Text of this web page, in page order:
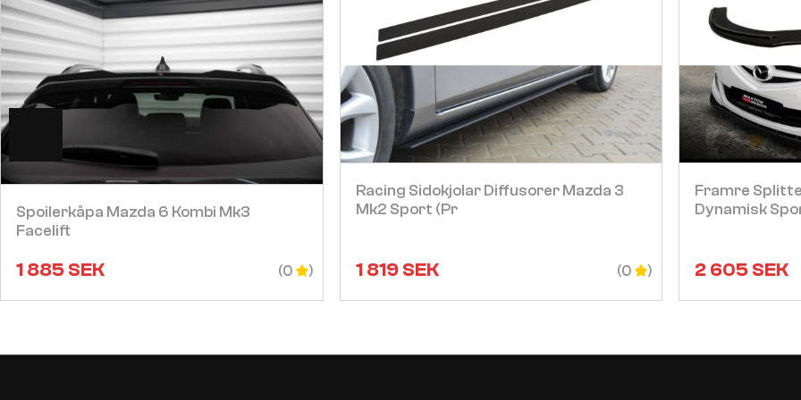
Spoilerkåpa Mazda 6 Kombi Mk3
Facelift
1 885SEK (0
Visa
Racing Sidokjolar Diffusorer Mazda 3
Mk2 Sport (pr
1 819SEK (0
Visa
Framre
Dynamisk
2 605SEK